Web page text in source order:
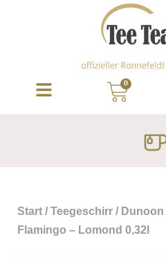
0
Start / Teegeschirr / Dunoon
Flamingo – Lomond 0,32l